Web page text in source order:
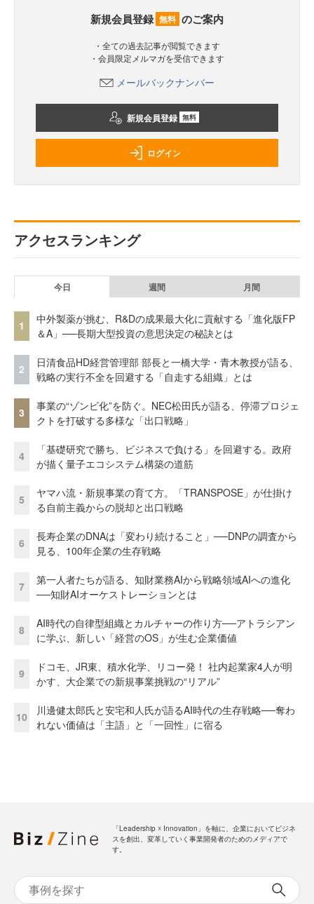
新規会員登録 無料 のご案内
・全ての過去記事が閲覧できます
・会員限定メルマガを受信できます
メールバックナンバー
新規会員登録 無料
ログイン
アクセスランキング
今日 週間 月間
1
中外製薬が挑む、R&Dの成果最大化に貢献する「進化版FP
＆A」──長期大型投資の意思決定の秘訣とは
2
日清食品HD経営管理部 部長と一橋大学・青木教授が語る、
戦略の実行不全を回避する「自走する組織」とは
3
事業の“ゾンビ化”を防ぐ。NEC松田氏が語る、停滞プロジェ
クトを打破する多様な「出口戦略」
4
「基礎研究で勝ち、ビジネスで負ける」を回避する。政府
が描く量子エコシステム構築の道筋
5
ヤマハ流・新規事業の育て方。「TRANSPOSE」が仕掛け
る自前主義からの脱却と出口戦略
6
長寿企業のDNAは「変わり続けること」──DNPの調査から
見る、100年企業の生存戦略
7
第一人者たちが語る、知財業務AIから戦略領域AIへの進化
──知財AIオーケストレーションとは
8
AI時代の自律型組織とカルチャーの作り方──アトラシアン
に学ぶ、新しい「経営のOS」が生む企業価値
9
ドコモ、JR東、積水化学、リコー発！ 社内起業家4人が明
かす、大企業での新規事業挑戦の“リアル”
10
川邊健太郎氏と安宅和人氏が語るAI時代の生存戦略──奪わ
れない価値は「主語」と「一回性」に宿る
「Leadership ☓ Innovation」を軸に、企業においてビジネ
スを創出、変革していく事業開発者のためのメディアで
す。